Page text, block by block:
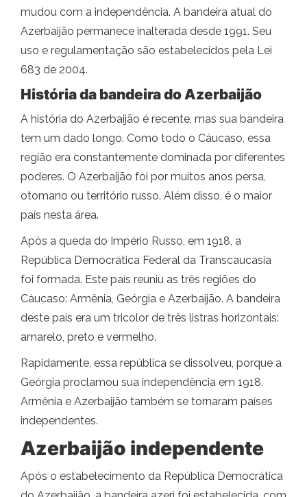
mudou com a independência. A bandeira atual do
Azerbaijão permanece inalterada desde 1991. Seu
uso e regulamentação são estabelecidos pela Lei
683 de 2004.
História da bandeira do Azerbaijão
A história do Azerbaijão é recente, mas sua bandeira
tem um dado longo. Como todo o Cáucaso, essa
região era constantemente dominada por diferentes
poderes. O Azerbaijão foi por muitos anos persa,
otomano ou território russo. Além disso, é o maior
país nesta área.
Após a queda do Império Russo, em 1918, a
República Democrática Federal da Transcaucasia
foi formada. Este país reuniu as três regiões do
Cáucaso: Armênia, Geórgia e Azerbaijão. A bandeira
deste país era um tricolor de três listras horizontais:
amarelo, preto e vermelho.
Rapidamente, essa república se dissolveu, porque a
Geórgia proclamou sua independência em 1918.
Armênia e Azerbaijão também se tornaram países
independentes.
Azerbaijão independente
Após o estabelecimento da República Democrática